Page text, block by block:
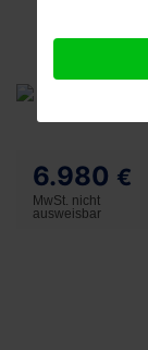
6.980 €
MwSt. nicht
ausweisbar